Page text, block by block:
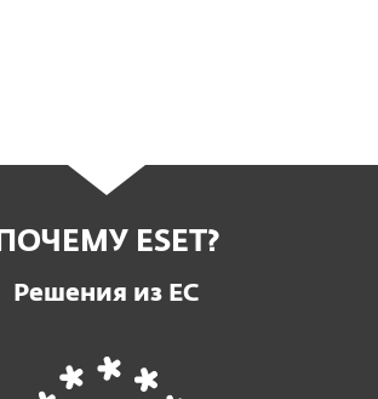
ПОЧЕМУ ESET?
Решения из ЕС